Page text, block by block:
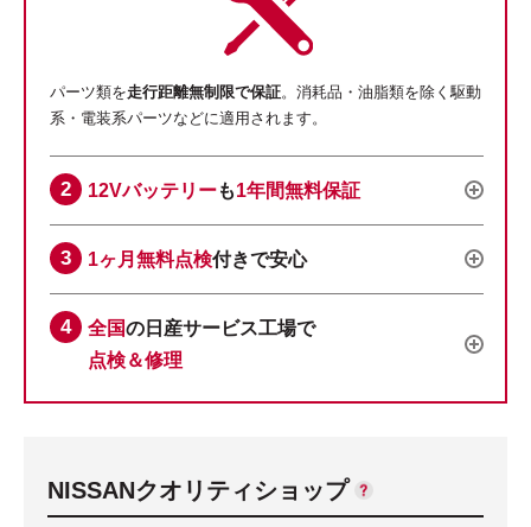
パーツ類を走行距離無制限で保証。消耗品・油脂類を除く駆動
系・電装系パーツなどに適用されます。
12Vバッテリーも1年間無料保証
1ヶ月無料点検付きで安心
全国の日産サービス工場で
点検＆修理
NISSANクオリティショップ